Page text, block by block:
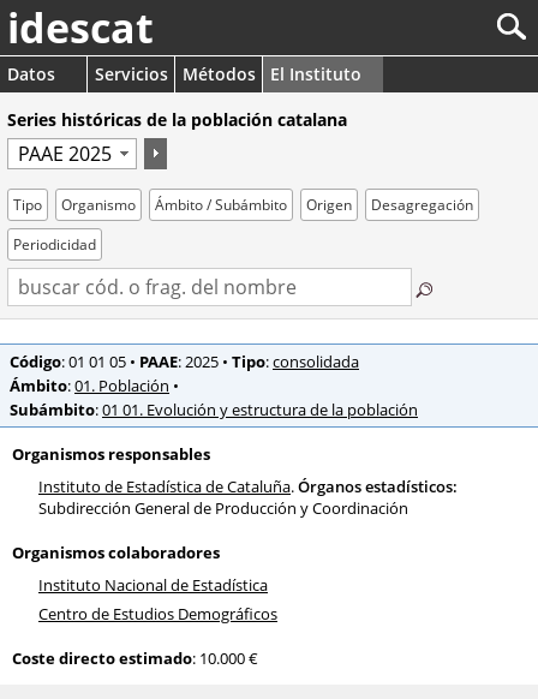
idescat
Datos Servicios Métodos
El Instituto
Series históricas de la población catalana
Tipo Organismo Ámbito / Subámbito Origen
Desagregación
Periodicidad
Código: 01 01 05 • PAAE: 2025 • Tipo:consolidada
Ámbito:01. Población •
Subámbito:01 01. Evolución y estructura de la población
Organismos responsables
Instituto de Estadística de Cataluña.Órganos estadísticos:
Subdirección General de Producción y Coordinación
Organismos colaboradores
Instituto Nacional de Estadística
Centro de Estudios Demográficos
Coste directo estimado: 10.000 €